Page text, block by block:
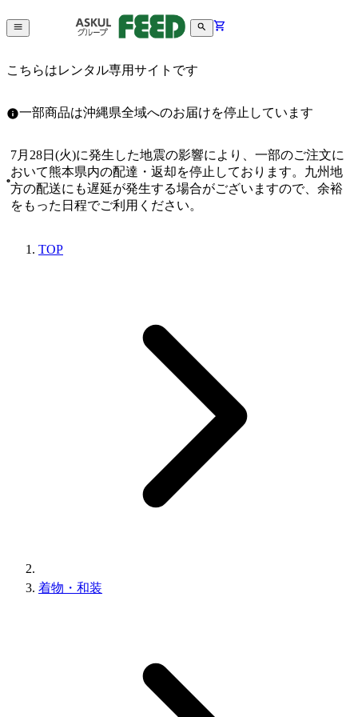
こちらはレンタル専用サイトです
一部商品は沖縄県全域へのお届けを停止しています
7月28日(火)に発生した地震の影響により、一部のご注文に
おいて熊本県内の配達・返却を停止しております。九州地
方の配送にも遅延が発生する場合がございますので、余裕
をもった日程でご利用ください。
TOP
着物・和装